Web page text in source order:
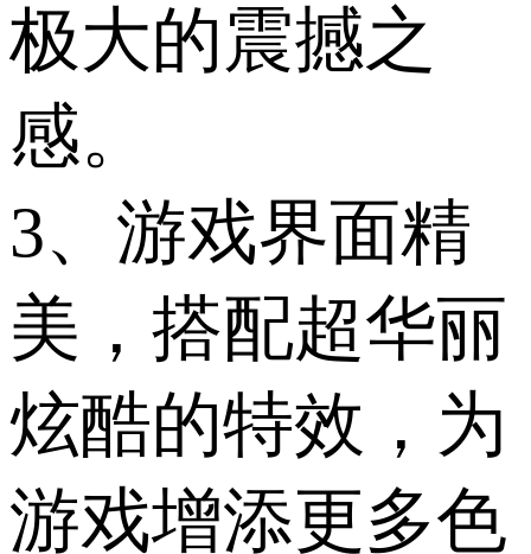
极大的震撼之
感。
3、游戏界面精
美，搭配超华丽
炫酷的特效，为
游戏增添更多色